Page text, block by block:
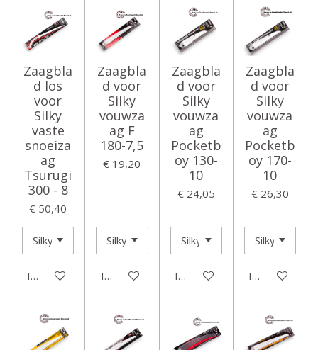
Zaagbla
d los
voor
Silky
vaste
snoeiza
ag
Tsurugi
300 - 8
€ 50,40
In winkelwagen
Zaagbla
d voor
Silky
vouwza
ag F
180-7,5
€ 19,20
In winkelwagen
Zaagbla
d voor
Silky
vouwza
ag
Pocketb
oy 130-
10
€ 24,05
In winkelwagen
Zaagbla
d voor
Silky
vouwza
ag
Pocketb
oy 170-
10
€ 26,30
In